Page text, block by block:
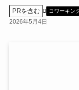
PRを含む コワーキン
2026年5月4日